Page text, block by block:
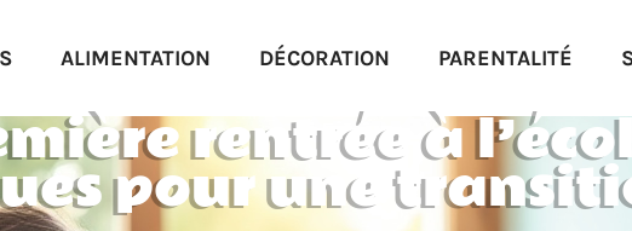
ALIMENTATION DÉCORATION PARENTALITÉ
rentrée à
pour une